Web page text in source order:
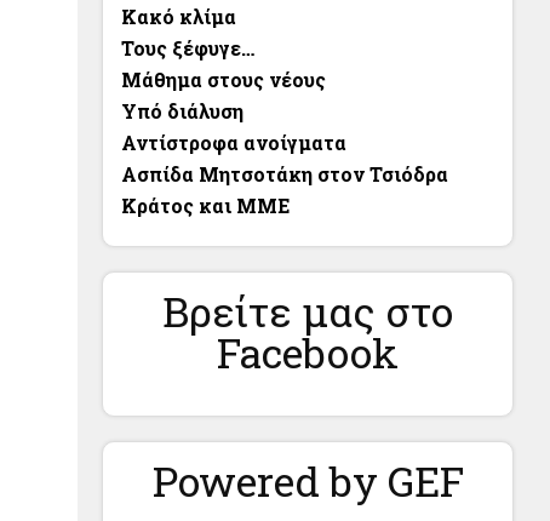
Κακό κλίμα
Τους ξέφυγε…
Μάθημα στους νέους
Υπό διάλυση
Αντίστροφα ανοίγματα
Ασπίδα Μητσοτάκη στον Τσιόδρα
Κράτος και ΜΜΕ
Βρείτε μας στο
Facebook
Powered by GEF